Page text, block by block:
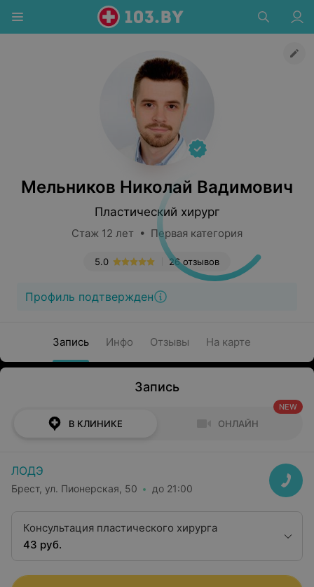
Мельников Николай Вадимович
Пластический хирург
Стаж 12 лет • Первая категория
26 отзывов
5.0
Профиль подтвержден
Запись Инфо Отзывы На карте
Запись
В КЛИНИКЕ ОНЛАЙН
NEW
ЛОДЭ
Брест, ул. Пионерская, 50 до 21:00
Консультация пластического хирурга
43 руб.